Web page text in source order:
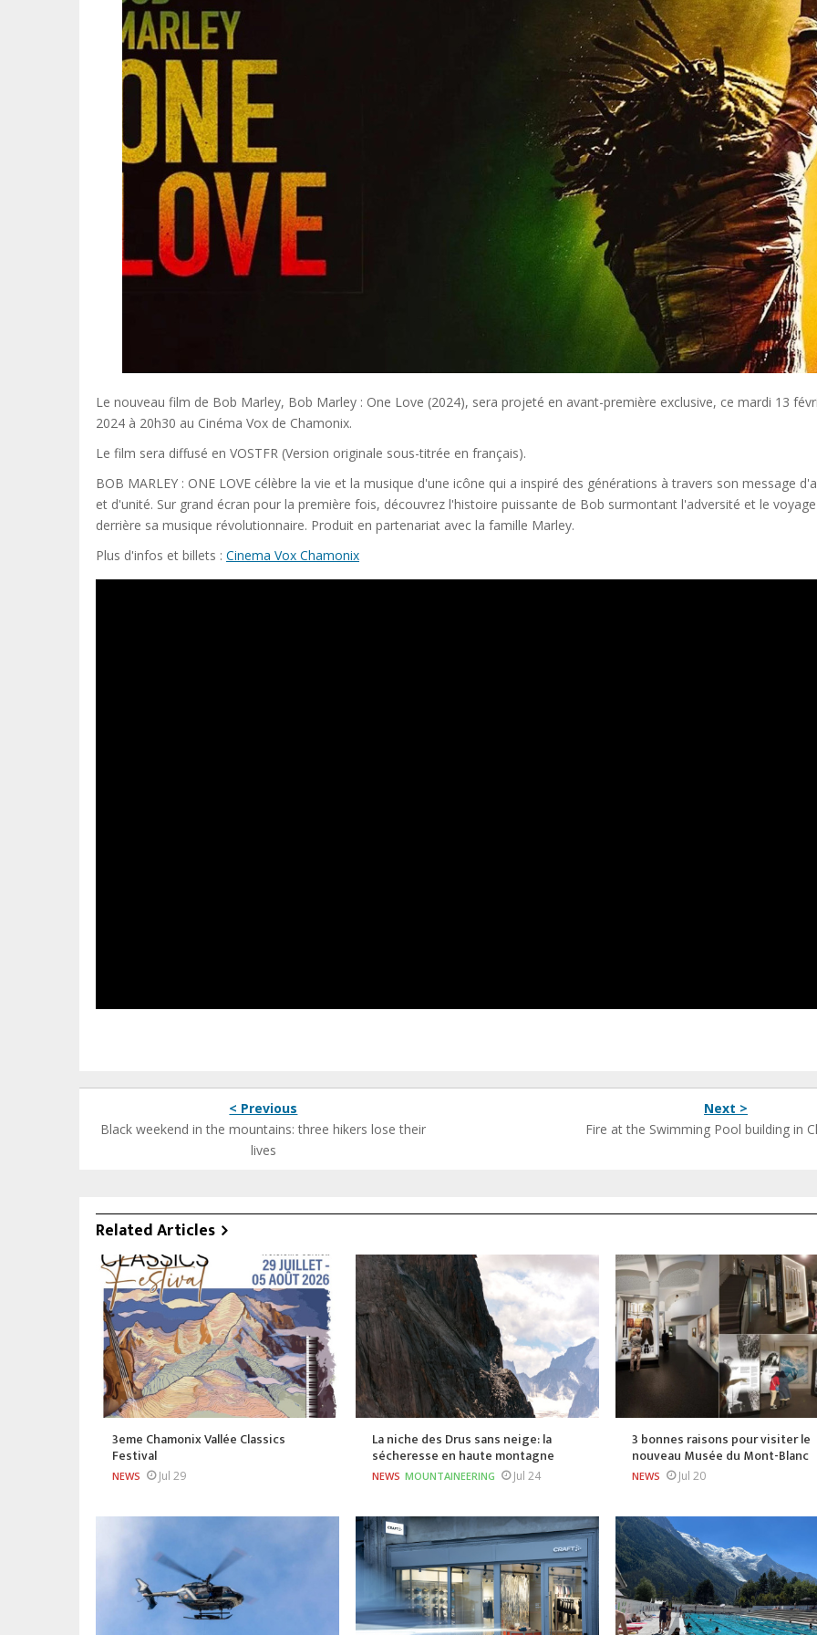
Le nouveau film de Bob Marley, Bob Marley : One Love (2024), sera projeté en avant-première exclusive, ce mardi 13
2024 à 20h30 au Cinéma Vox de Chamonix.
Le film sera diffusé en VOSTFR (Version originale sous-titrée en français).
BOB MARLEY : ONE LOVE célèbre la vie et la musique d'une icône qui a inspiré des générations à travers son message
et d'unité. Sur grand écran pour la première fois, découvrez l'histoire puissante de Bob surmontant l'adversité et le voyage
derrière sa musique révolutionnaire. Produit en partenariat avec la famille Marley.
Plus d'infos et billets : Cinema Vox Chamonix
< Previous
Black weekend in the mountains: three hikers lose their
lives
Next >
Fire at the Swimming Pool building in
Related Articles
3eme Chamonix Vallée Classics
Festival
NEWS Jul 29
La niche des Drus sans neige: la
sécheresse en haute montagne
NEWS MOUNTAINEERING Jul 24
3 bonnes raisons pour visiter le
nouveau Musée du Mont-Blanc
NEWS Jul 20